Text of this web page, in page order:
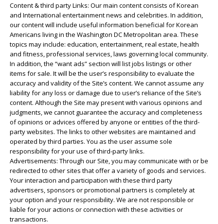
Content & third party Links: Our main content consists of Korean
and International entertainment news and celebrities. In addition,
our content will include useful information beneficial for Korean
Americans living in the Washington DC Metropolitan area. These
topics may include: education, entertainment, real estate, health
and fitness, professional services, laws governing local community.
In addition, the “want ads” section will list jobs listings or other
items for sale. It will be the user’s responsibility to evaluate the
accuracy and validity of the Site’s content. We cannot assume any
liability for any loss or damage due to user’s reliance of the Site’s
content. Although the Site may present with various opinions and
judgments, we cannot guarantee the accuracy and completeness
of opinions or advices offered by anyone or entities of the third-
party websites. The links to other websites are maintained and
operated by third parties. You as the user assume sole
responsibility for your use of third-party links.
Advertisements: Through our Site, you may communicate with or be
redirected to other sites that offer a variety of goods and services.
Your interaction and participation with these third party
advertisers, sponsors or promotional partners is completely at
your option and your responsibility. We are not responsible or
liable for your actions or connection with these activities or
transactions.